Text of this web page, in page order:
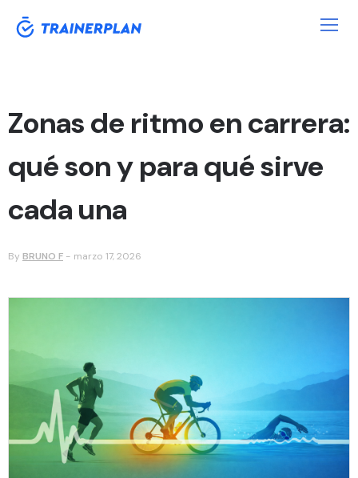
Zonas de ritmo en carrera:
qué son y para qué sirve
cada una
By BRUNO F - marzo 17, 2026